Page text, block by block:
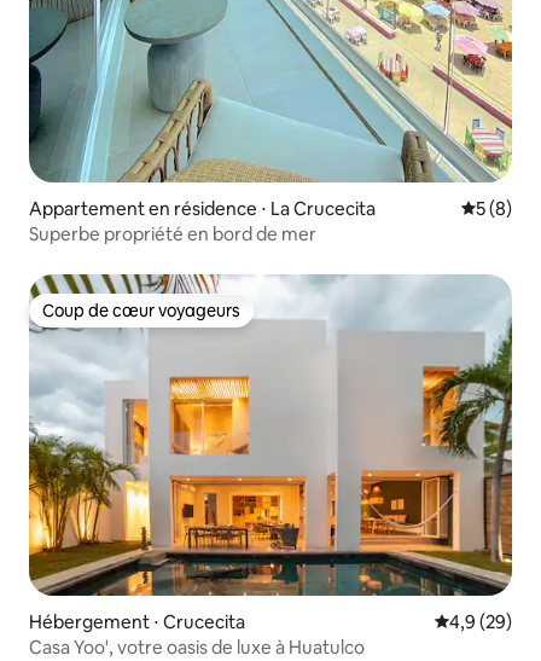
Appartement en résidence ⋅ La Crucecita
5 (8)
Superbe propriété en bord de mer
Coup de cœur voyageurs
Coup de cœur voyageurs
Hébergement ⋅ Crucecita Évaluation
4,9 (29)
Casa Yoo', votre oasis de luxe à Huatulco